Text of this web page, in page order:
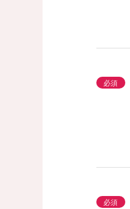
必須
必須